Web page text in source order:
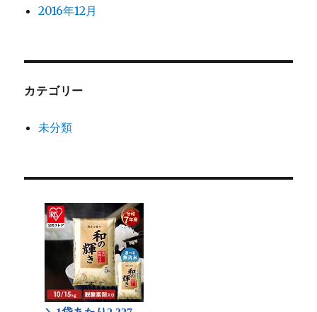
2016年12月
カテゴリー
未分類